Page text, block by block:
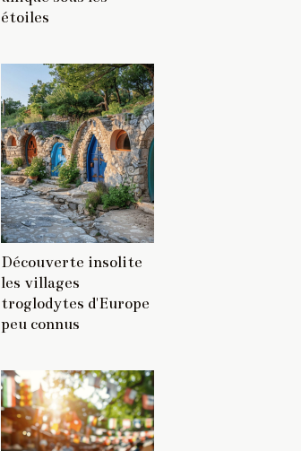
étoiles
Découverte insolite
les villages
troglodytes d'Europe
peu connus